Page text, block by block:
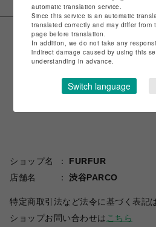
ショップ名
FURFUR
店舗名
渋谷PARCO
特定商取引法など法令に基づく表記
ショップお問い合わせは こちら
automatic translation service.
Since this service is an automatic
translated correctly and may differ
page before translation.
In addition, we do not take any
indirect damage caused by using this
understanding in advance.
Switch language